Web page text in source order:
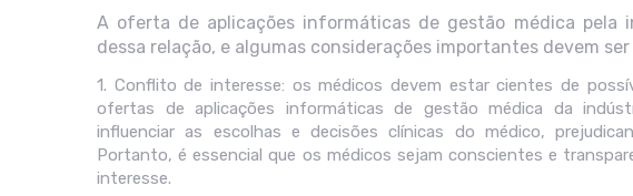
A oferta de aplicações informáticas de gestão médica pela
dessa relação, e algumas considerações importantes devem
1. Conflito de interesse: os médicos devem estar cientes de
ofertas de aplicações informáticas de gestão médica da
influenciar as escolhas e decisões clínicas do médico,
Portanto, é essencial que os médicos sejam conscientes e
interesse.